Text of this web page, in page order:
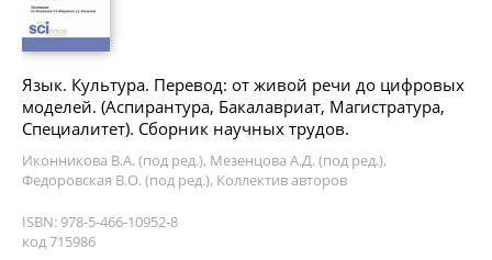
Язык. Культура. Перевод: от живой речи до цифровых
моделей. (Аспирантура, Бакалавриат, Магистратура,
Специалитет). Сборник научных трудов.
Иконникова В.А. (под ред.), Мезенцова А.Д. (под ред.),
Федоровская В.О. (под ред.), Коллектив авторов
ISBN: 978-5-466-10952-8
код 715986